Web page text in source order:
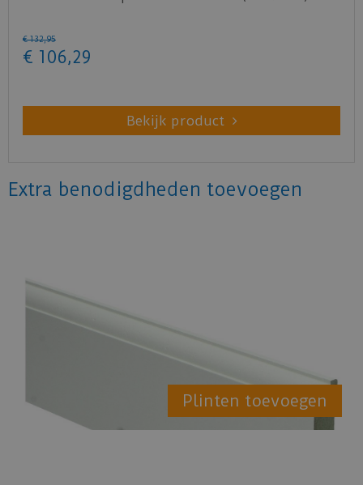
€ 132,95
€ 106,29
Bekijk product
Extra benodigdheden toevoegen
Plinten toevoegen